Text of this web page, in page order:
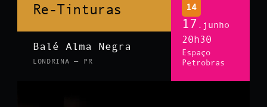
Re-Tinturas
Balé Alma Negra
LONDRINA — PR
14
17 .junho
20h30
Espaço
Petrobras